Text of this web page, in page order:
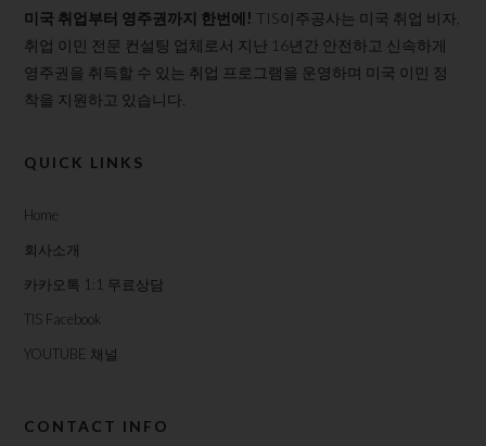
미국 취업부터 영주권까지 한번에! TIS이주공사는 미국 취업 비자,
취업 이민 전문 컨설팅 업체로서 지난 16년간 안전하고 신속하게
영주권을 취득할 수 있는 취업 프로그램을 운영하며 미국 이민 정
착을 지원하고 있습니다.
QUICK LINKS
Home
회사소개
카카오톡 1:1 무료상담
TIS Facebook
YOUTUBE 채널
CONTACT INFO